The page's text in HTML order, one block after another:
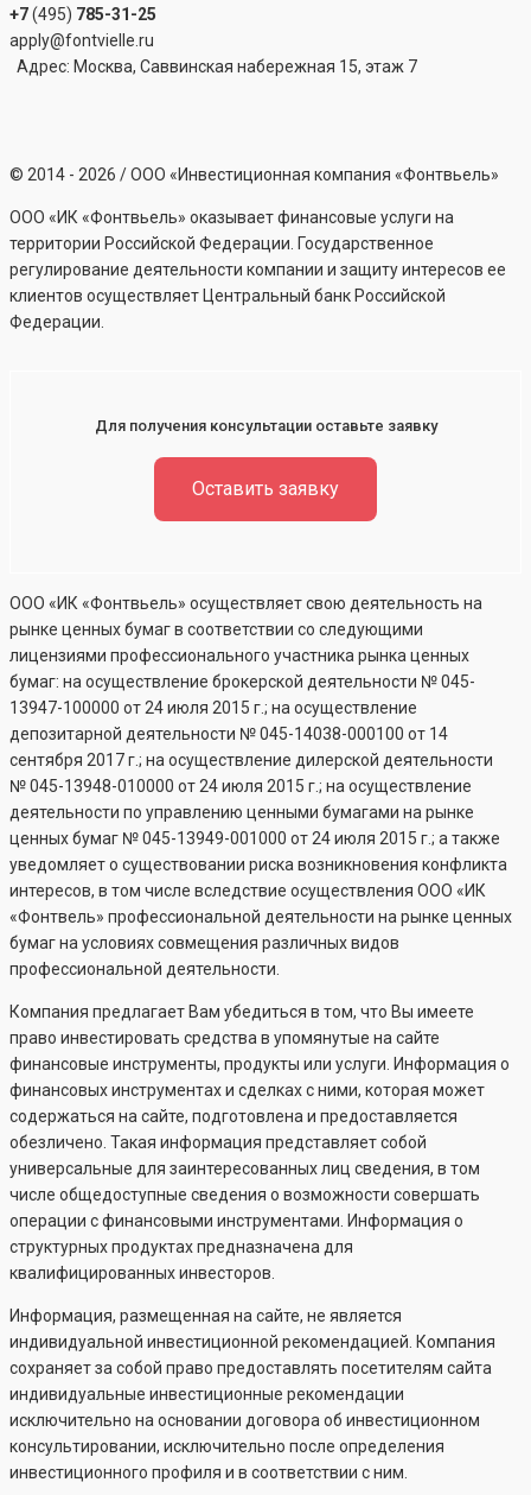
+7(495) 785-31-25
apply@fontvielle.ru
Адрес: Москва, Саввинская набережная 15, этаж 7
© 2014 - 2026 / ООО «Инвестиционная компания «Фонтвьель»
ООО «ИК «Фонтвьель» оказывает финансовые услуги на
территории Российской Федерации. Государственное
регулирование деятельности компании и защиту интересов ее
клиентов осуществляет Центральный банк Российской
Федерации.
Для получения консультации оставьте заявку
Оставить заявку
ООО «ИК «Фонтвьель» осуществляет свою деятельность на
рынке ценных бумаг в соответствии со следующими
лицензиями профессионального участника рынка ценных
бумаг: на осуществление брокерской деятельности №045-
13947-100000 от 24 июля 2015 г.; на осуществление
депозитарной деятельности №045-14038-000100 от 14
сентября 2017 г.; на осуществление дилерской деятельности
№045-13948-010000 от 24 июля 2015 г.; на осуществление
деятельности по управлению ценными бумагами на рынке
ценных бумаг №045-13949-001000 от 24 июля 2015 г.; а также
уведомляет о существовании риска возникновения конфликта
интересов, в том числе вследствие осуществления ООО «ИК
«Фонтвель» профессиональной деятельности на рынке ценных
бумаг на условиях совмещения различных видов
профессиональной деятельности.
Компания предлагает Вам убедиться в том, что Вы имеете
право инвестировать средства в упомянутые на сайте
финансовые инструменты, продукты или услуги. Информация о
финансовых инструментах и сделках с ними, которая может
содержаться на сайте, подготовлена и предоставляется
обезличено. Такая информация представляет собой
универсальные для заинтересованных лиц сведения, в том
числе общедоступные сведения о возможности совершать
операции с финансовыми инструментами. Информация о
структурных продуктах предназначена для
квалифицированных инвесторов.
Информация, размещенная на сайте, не является
индивидуальной инвестиционной рекомендацией. Компания
сохраняет за собой право предоставлять посетителям сайта
индивидуальные инвестиционные рекомендации
исключительно на основании договора об инвестиционном
консультировании, исключительно после определения
инвестиционного профиля и в соответствии с ним.